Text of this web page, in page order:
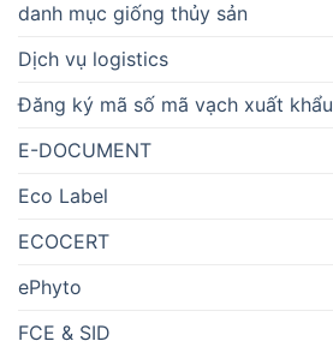
danh mục giống thủy sản
Dịch vụ logistics
Đăng ký mã số mã vạch xuất khẩu
E-DOCUMENT
Eco Label
ECOCERT
ePhyto
FCE & SID